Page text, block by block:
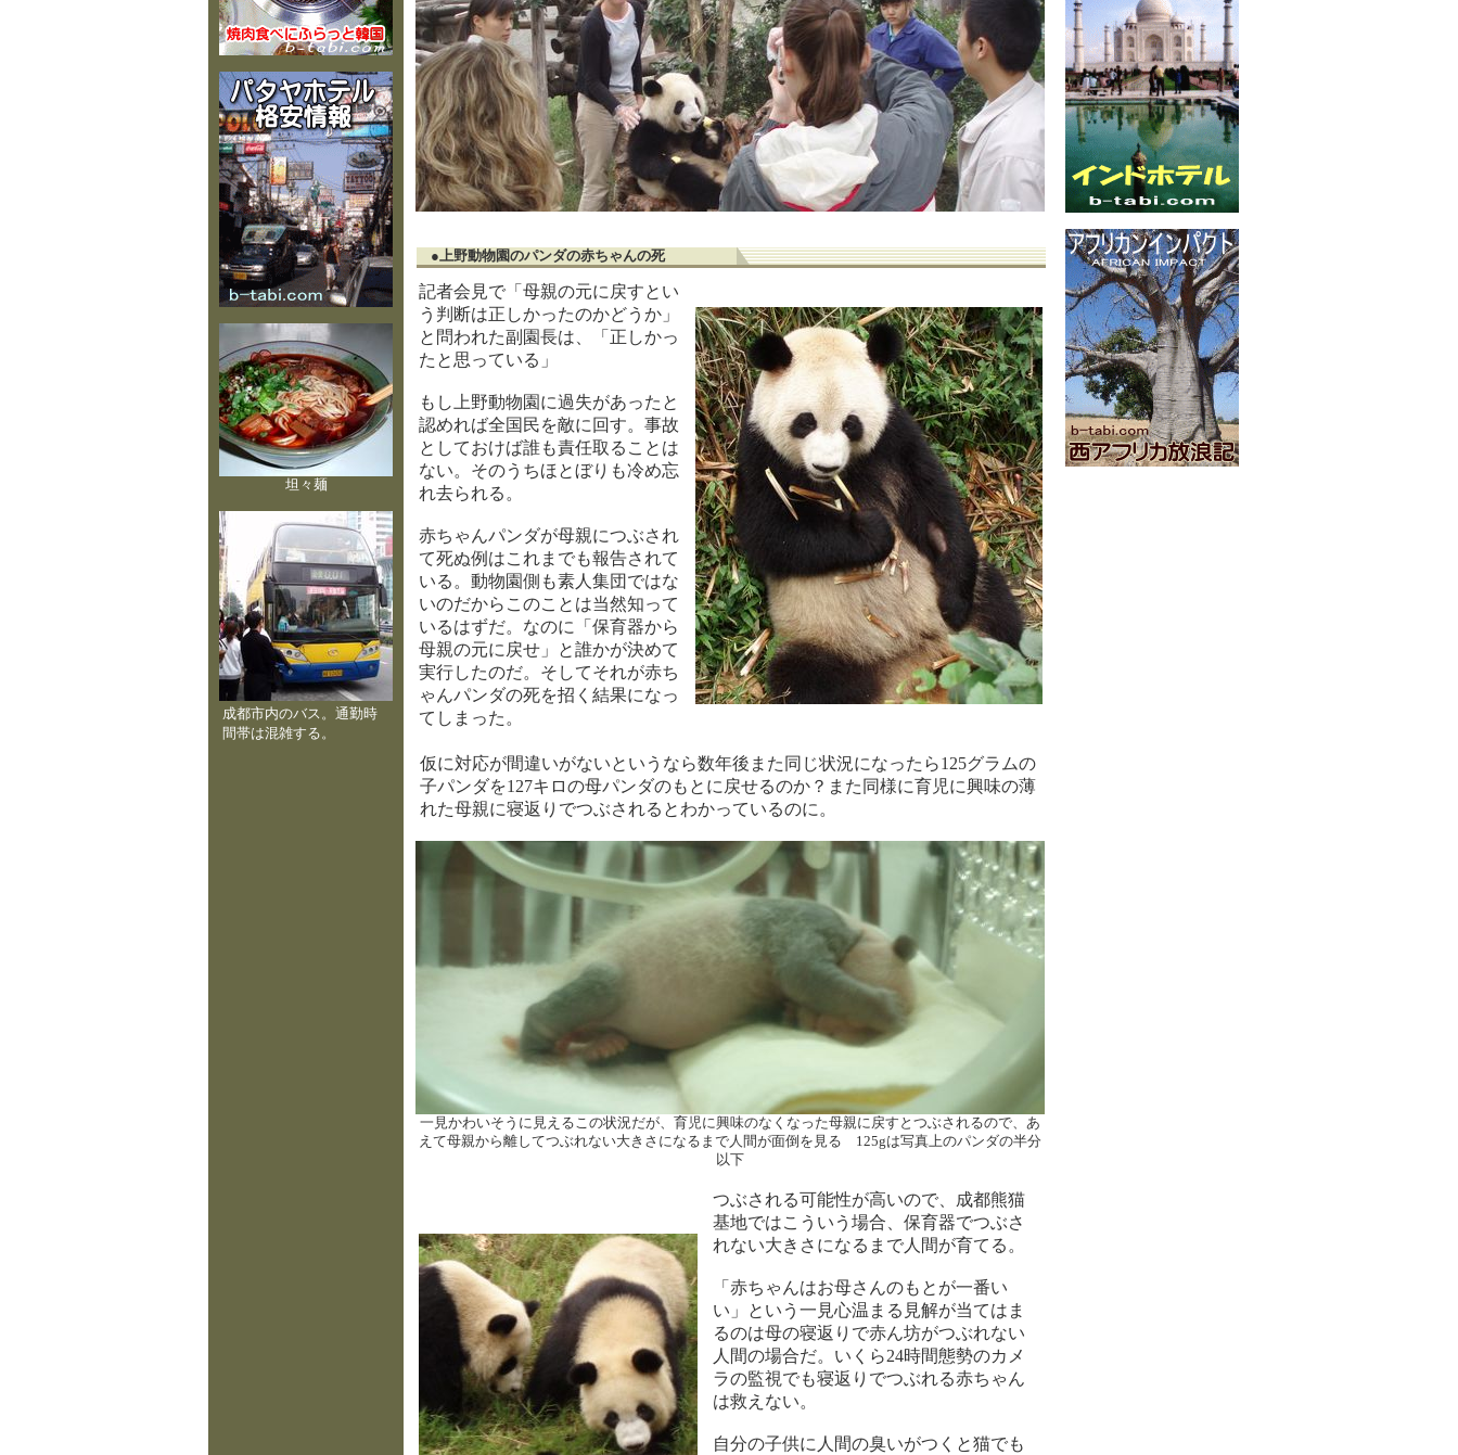
坦々麺
成都市内のバス。通勤時
間帯は混雑する。
●上野動物園のパンダの赤ちゃんの死
記者会見で「母親の元に戻すとい
う判断は正しかったのかどうか」
と問われた副園長は、「正しかっ
たと思っている」
もし上野動物園に過失があったと
認めれば全国民を敵に回す。事故
としておけば誰も責任取ることは
ない。そのうちほとぼりも冷め忘
れ去られる。
赤ちゃんパンダが母親につぶされ
て死ぬ例はこれまでも報告されて
いる。動物園側も素人集団ではな
いのだからこのことは当然知って
いるはずだ。なのに「保育器から
母親の元に戻せ」と誰かが決めて
実行したのだ。そしてそれが赤ち
ゃんパンダの死を招く結果になっ
てしまった。
仮に対応が間違いがないというなら数年後また同じ状況になったら125グラムの
子パンダを127キロの母パンダのもとに戻せるのか？また同様に育児に興味の薄
れた母親に寝返りでつぶされるとわかっているのに。
一見かわいそうに見えるこの状況だが、育児に興味のなくなった母親に戻すとつぶされるので、あ
えて母親から離してつぶれない大きさになるまで人間が面倒を見る 125gは写真上のパンダの半分
以下
つぶされる可能性が高いので、成都熊猫
基地ではこういう場合、保育器でつぶさ
れない大きさになるまで人間が育てる。
「赤ちゃんはお母さんのもとが一番い
い」という一見心温まる見解が当てはま
るのは母の寝返りで赤ん坊がつぶれない
人間の場合だ。いくら24時間態勢のカメ
ラの監視でも寝返りでつぶれる赤ちゃん
は救えない。
自分の子供に人間の臭いがつくと猫でも